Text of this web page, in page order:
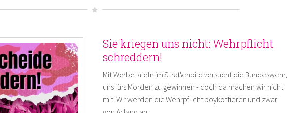
Sie kriegen uns nicht: Wehrpflicht
schreddern!
Mit Werbetafeln im Straßenbild versucht die Bundeswehr,
uns fürs Morden zu gewinnen - doch da machen wir nicht
mit. Wir werden die Wehrpflicht boykottieren und zwar